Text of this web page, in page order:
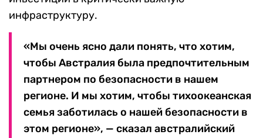
инфраструктуру.
«Мы очень ясно дали понять, что хотим,
чтобы Австралия была предпочтительным
партнером по безопасности в нашем
регионе. И мы хотим, чтобы тихоокеанская
семья заботилась о нашей безопасности в
этом регионе», — сказал австралийский